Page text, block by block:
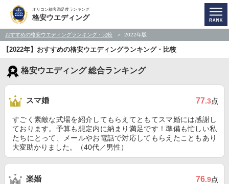
オリコン顧客満足度ランキング
格安ウエディング
おすすめの格安ウエディングランキング・比較 2022年版
【2022年】おすすめの格安ウエディングランキング・比較
格安ウエディング 総合ランキング
スマ婚 77.3点
すごく素敵な式場を紹介してもらえてともてスマ婚には感謝し
ております。予算も想定内に納まり満足です！準備も忙しい私
たちにとって、メールやお電話で対応してもらえたこともあり
大変助かりました。（40代／男性）
楽婚 76.9点